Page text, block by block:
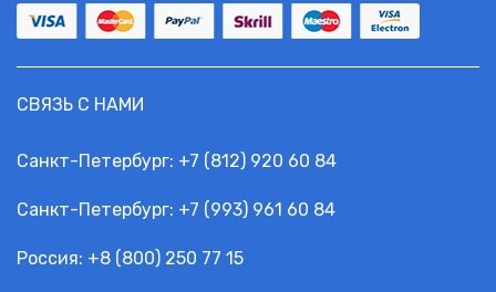
СВЯЗЬ С НАМИ
Санкт-Петербург: +7 (812) 920 60 84
Санкт-Петербург: +7 (993) 961 60 84
Россия: +8 (800) 250 77 15